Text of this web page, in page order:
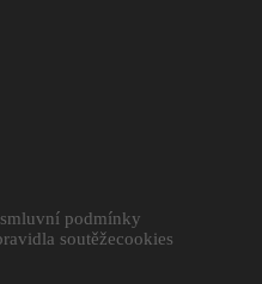
smluvní podmínky
soutěžecookies